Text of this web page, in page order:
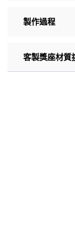
製作過程
客製獎座材質